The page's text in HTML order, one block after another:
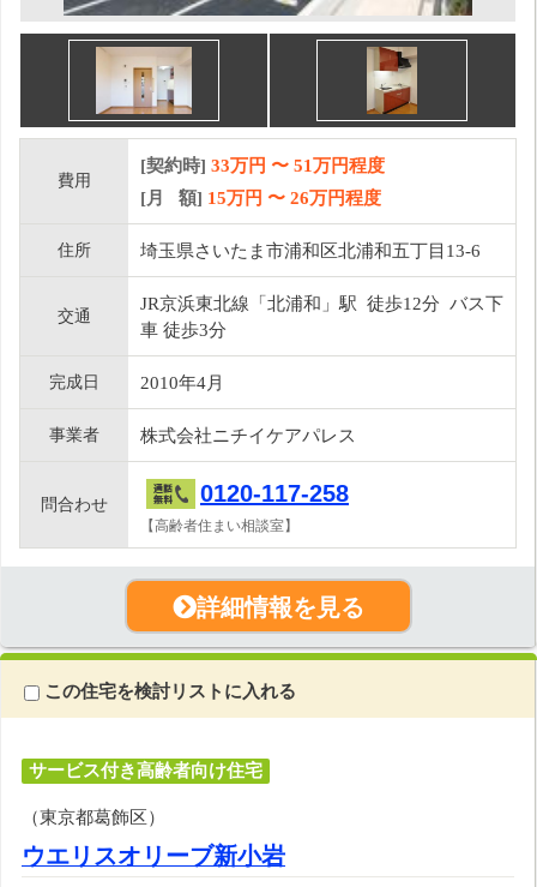
費用
[契約時] 33万円 〜 51万円程度
[月 額] 15万円 〜 26万円程度
住所 埼玉県さいたま市浦和区北浦和五丁目13-6
交通
JR京浜東北線「北浦和」駅 徒歩12分 バス下
車 徒歩3分
完成日 2010年4月
事業者 株式会社ニチイケアパレス
問合わせ 0120-117-258
【高齢者住まい相談室】
詳細情報を見る
この住宅を検討リストに入れる
サービス付き高齢者向け住宅
（東京都葛飾区）
ウエリスオリーブ新小岩